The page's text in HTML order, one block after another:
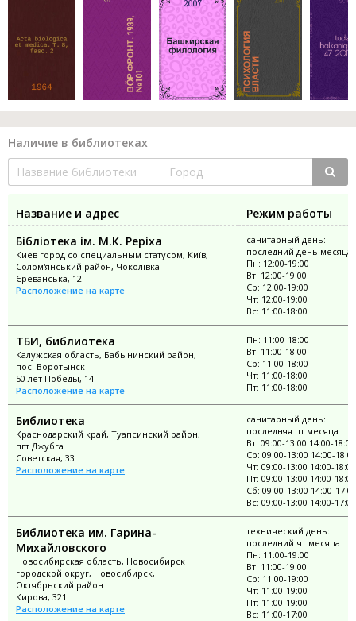
Наличие в библиотеках
Название и адрес
Режим работы
Бібліотека ім. М.К. Реріха
Киев город со специальным статусом, Київ,
Солом'янський район, Чоколівка
Єреванська, 12
Расположение на карте
санитарный день:
последний день месяца
Пн: 12:00-19:00
Вт: 12:00-19:00
Ср: 12:00-19:00
Чт: 12:00-19:00
Вс: 11:00-18:00
ТБИ, библиотека
Калужская область, Бабынинский район,
пос. Воротынск
50 лет Победы, 14
Расположение на карте
Пн: 11:00-18:00
Вт: 11:00-18:00
Ср: 11:00-18:00
Чт: 11:00-18:00
Пт: 11:00-18:00
Библиотека
Краснодарский край, Туапсинский район,
пгт Джубга
Советская, 33
Расположение на карте
санитарный день:
последняя пт месяца
Вт: 09:00-13:00 14:00-18:00
Ср: 09:00-13:00 14:00-18:00
Чт: 09:00-13:00 14:00-18:00
Пт: 09:00-13:00 14:00-18:00
Сб: 09:00-13:00 14:00-17:00
Вс: 09:00-13:00 14:00-17:00
Библиотека им. Гарина-
Михайловского
Новосибирская область, Новосибирск
городской округ, Новосибирск,
Октябрьский район
Кирова, 321
Расположение на карте
технический день:
последний чт месяца
Пн: 11:00-19:00
Вт: 11:00-19:00
Ср: 11:00-19:00
Чт: 11:00-19:00
Пт: 11:00-19:00
Вс: 11:00-17:00